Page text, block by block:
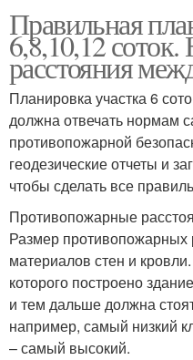
Правильная
6,8,10,12
расстояния
Планировка участка 6
должна отвечать нормам
противопожарной
геодезические отчеты и
чтобы сделать все
Противопожарные
Размер противопожарных
материалов стен и
которого построено
и тем дальше должна
например, самый низкий
– самый высокий.